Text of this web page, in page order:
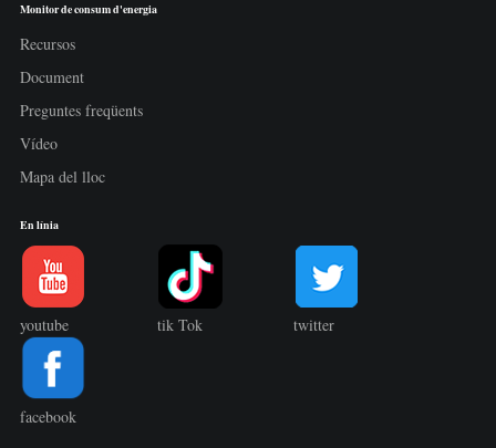
Monitor de consum d'energia
Recursos
Document
Preguntes freqüents
Vídeo
Mapa del lloc
En línia
youtube tik Tok twitter
facebook